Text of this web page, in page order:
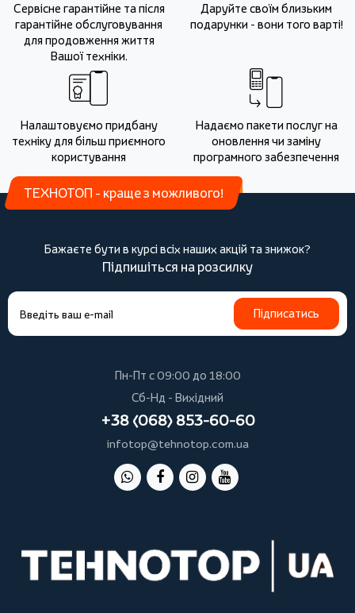
Сервісне гарантійне та після
гарантійне обслуговування
для продовження життя
Вашої техніки.
Даруйте своїм близьким
подарунки - вони того варті!
Налаштовуємо придбану
техніку для більш приємного
користування
Надаємо пакети послуг на
оновлення чи заміну
програмного забезпечення
ТЕХНОТОП - краще з можливого!
Бажаєте бути в курсі всіх наших акцій та знижок?
Підпишіться на розсилку
Підписатись
Пн-Пт с 09:00 до 18:00
Сб-Нд - Вихідний
+38 (068) 853-60-60
infotop@tehnotop.com.ua